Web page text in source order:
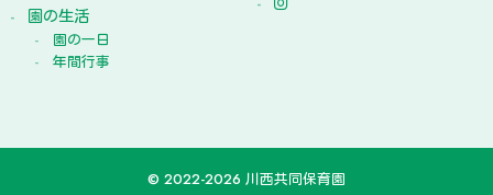
園の生活
園の一日
年間行事
© 2022-2026 川西共同保育園